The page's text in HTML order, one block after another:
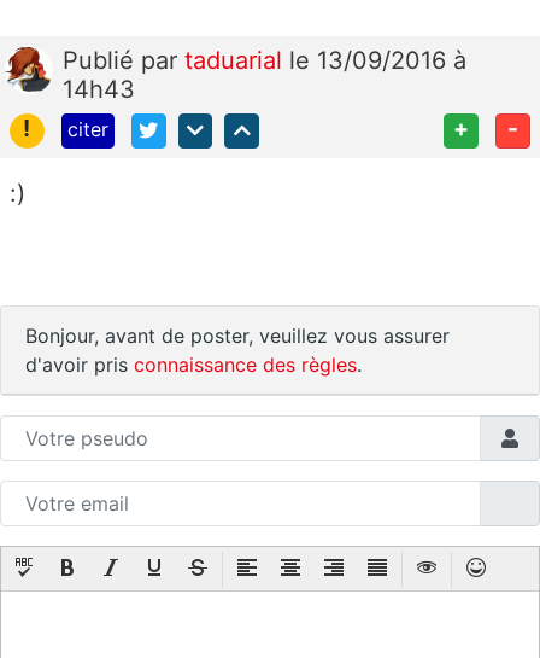
Publié par taduarial le 13/09/2016 à
14h43
!
citer + -
:)
Bonjour, avant de poster, veuillez vous assurer
d'avoir pris connaissance des règles.